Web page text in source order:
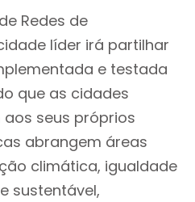
Redes de
líder irá partilhar
e testada
que as cidades
seus próprios
abrangem áreas
climática, igualdade
sustentável,